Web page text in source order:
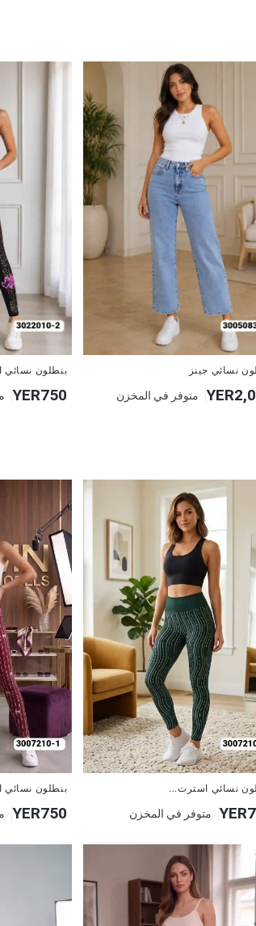
نسائي جينز
متوفر في المخزن
بنطلون
YER750
نسائي استرت...
متوفر في المخزن
بنطلون
YER750